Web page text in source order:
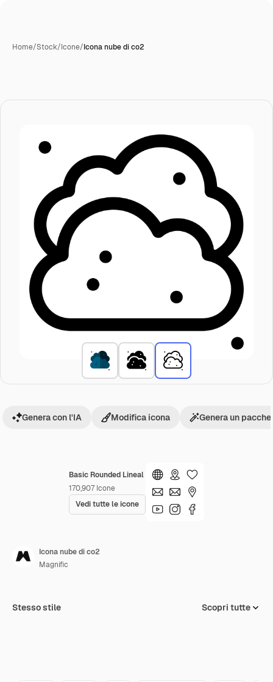
Home/Stock/Icone/Icona nube di co2
Basic Rounded Lineal
170,907 Icone
Vedi tutte le icone
Genera con l'IA Modifica icona Genera un
Icona nube di co2
Magnific
Stesso stile Scopri tutte